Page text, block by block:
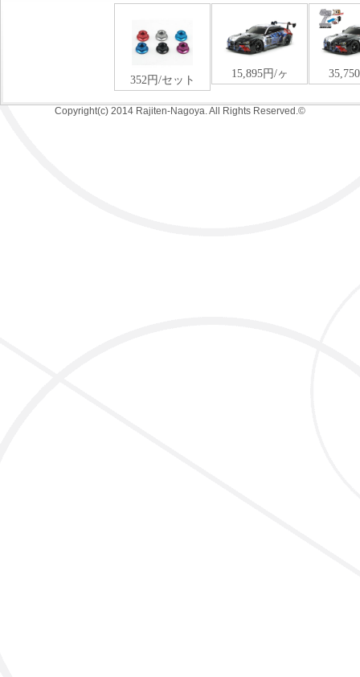
Copyright(c) 2014 Rajiten-Nagoya. All Rights Reserved.©